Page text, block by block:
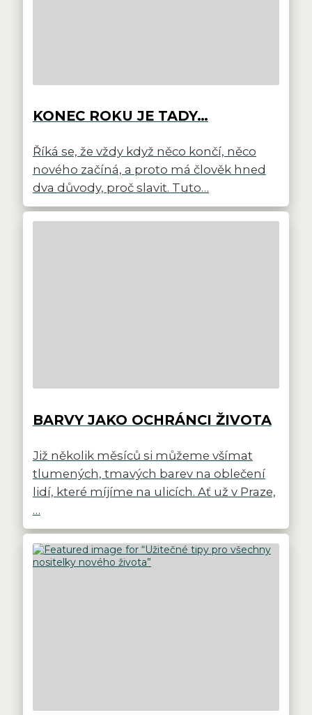
KONEC ROKU JE TADY…
Říká se, že vždy když něco končí, něco
nového začíná, a proto má člověk hned
dva důvody, proč slavit. Tuto…
BARVY JAKO OCHRÁNCI ŽIVOTA
Již několik měsíců si můžeme všímat
tlumených, tmavých barev na oblečení
lidí, které míjíme na ulicích. Ať už v Praze,
…